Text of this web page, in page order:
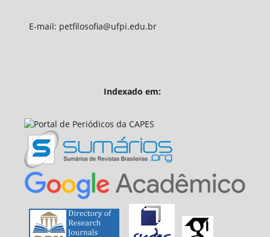
E-mail: petfilosofia@ufpi.edu.br
Indexado em: